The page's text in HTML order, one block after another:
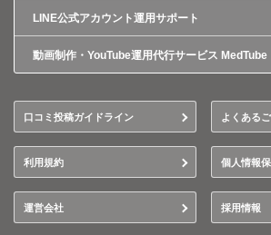
LINE公式アカウント運用サポート
動画制作・YouTube運用代行サービス MedTube
口コミ投稿ガイドライン よくある
利用規約 個人情報
運営会社 採用情報